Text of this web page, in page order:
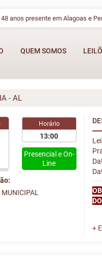
anos presente em Alagoas e
QUEM SOMOS
- AL
Horário
13:00
Presencial e On-
Line